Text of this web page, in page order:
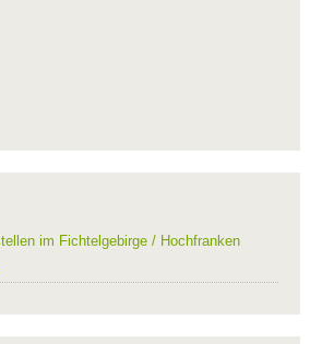
im Fichtelgebirge / Hochfranken